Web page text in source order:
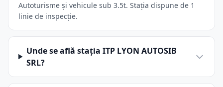
Autoturisme și vehicule sub 3.5t. Stația dispune de 1
linie de inspecție.
Unde se află stația ITP LYON AUTOSIB
SRL?